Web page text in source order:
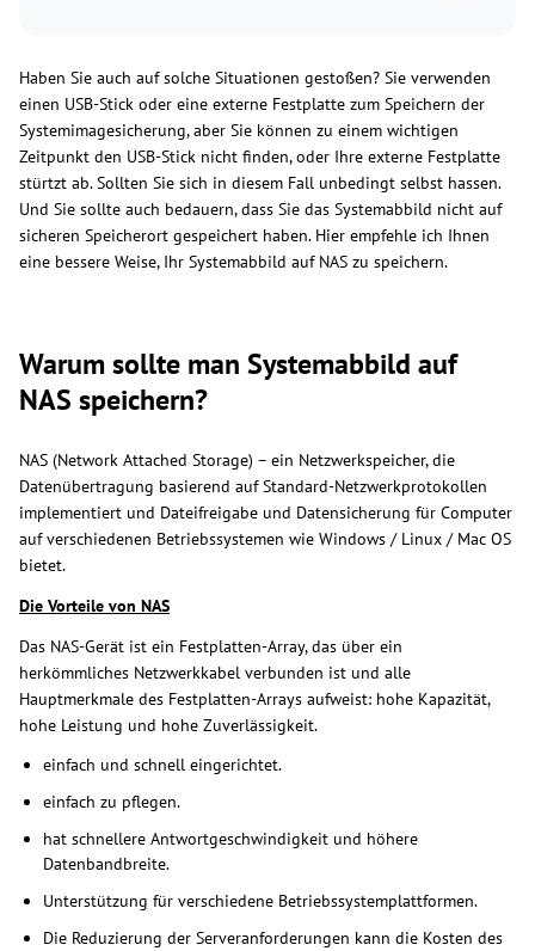
Haben Sie auch auf solche Situationen gestoßen? Sie verwenden
einen USB-Stick oder eine externe Festplatte zum Speichern der
Systemimagesicherung, aber Sie können zu einem wichtigen
Zeitpunkt den USB-Stick nicht finden, oder Ihre externe Festplatte
stürtzt ab. Sollten Sie sich in diesem Fall unbedingt selbst hassen.
Und Sie sollte auch bedauern, dass Sie das Systemabbild nicht auf
sicheren Speicherort gespeichert haben. Hier empfehle ich Ihnen
eine bessere Weise, Ihr Systemabbild auf NAS zu speichern.
Warum sollte man Systemabbild auf
NAS speichern?
NAS (Network Attached Storage) – ein Netzwerkspeicher, die
Datenübertragung basierend auf Standard-Netzwerkprotokollen
implementiert und Dateifreigabe und Datensicherung für Computer
auf verschiedenen Betriebssystemen wie Windows / Linux / Mac OS
bietet.
Die Vorteile von NAS
Das NAS-Gerät ist ein Festplatten-Array, das über ein
herkömmliches Netzwerkkabel verbunden ist und alle
Hauptmerkmale des Festplatten-Arrays aufweist: hohe Kapazität,
hohe Leistung und hohe Zuverlässigkeit.
einfach und schnell eingerichtet.
einfach zu pflegen.
hat schnellere Antwortgeschwindigkeit und höhere
Datenbandbreite.
Unterstützung für verschiedene Betriebssystemplattformen.
Die Reduzierung der Serveranforderungen kann die Kosten des